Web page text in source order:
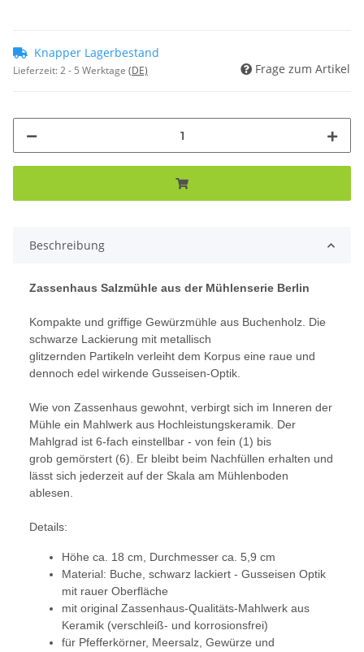
Knapper Lagerbestand
Lieferzeit:2 - 5 Werktage (DE) Frage zum Artikel
Beschreibung
Zassenhaus Salzmühle aus der Mühlenserie Berlin
Kompakte und griffige Gewürzmühle aus Buchenholz. Die
schwarze Lackierung mit metallisch
glitzernden Partikeln verleiht dem Korpus eine raue und
dennoch edel wirkende Gusseisen-Optik.
Wie von Zassenhaus gewohnt, verbirgt sich im Inneren der
Mühle ein Mahlwerk aus Hochleistungskeramik. Der
Mahlgrad ist 6-fach einstellbar - von fein (1) bis
grob gemörstert (6). Er bleibt beim Nachfüllen erhalten und
lässt sich jederzeit auf der Skala am Mühlenboden
ablesen.
Details:
Höhe ca. 18 cm, Durchmesser ca. 5,9 cm
Material: Buche, schwarz lackiert - Gusseisen Optik
mit rauer Oberfläche
mit original Zassenhaus-Qualitäts-Mahlwerk aus
Keramik (verschleiß- und korrosionsfrei)
für Pfefferkörner, Meersalz, Gewürze und